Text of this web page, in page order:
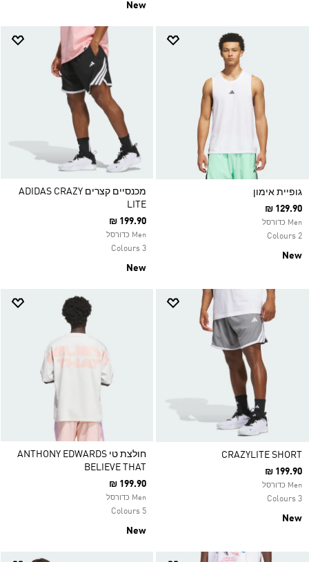
New
גופיית אימון
₪ 129.90
Men כדורסל
2 Colours
New
מכנסיים קצרים ADIDAS CRAZY
LITE
₪ 199.90
Men כדורסל
3 Colours
New
CRAZYLITE SHORT
₪ 199.90
Men כדורסל
3 Colours
New
חולצת טי ANTHONY EDWARDS
BELIEVE THAT
₪ 199.90
Men כדורסל
5 Colours
New